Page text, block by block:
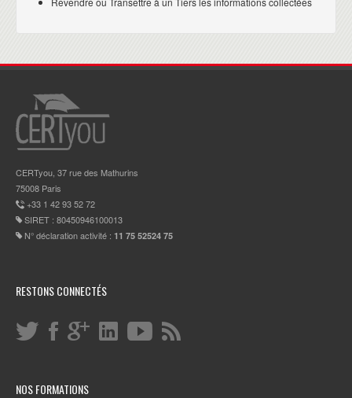
CERTyou, 37 rue des Mathurins
75008 Paris
+33 1 42 93 52 72
SIRET : 80450946100013
N° déclaration activité : 11 75 52524 75
RESTONS CONNECTÉS
NOS FORMATIONS